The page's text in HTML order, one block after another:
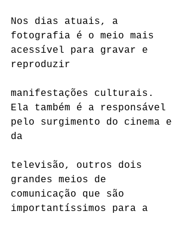
Nos dias atuais, a
fotografia é o meio mais
acessível para gravar e
reproduzir
manifestações culturais.
Ela também é a responsável
pelo surgimento do cinema e
da
televisão, outros dois
grandes meios de
comunicação que são
importantíssimos para a